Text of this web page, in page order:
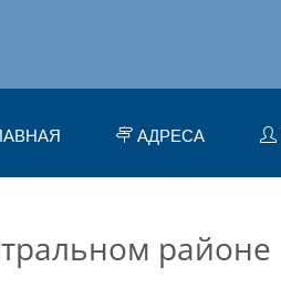
АДРЕСА
районе